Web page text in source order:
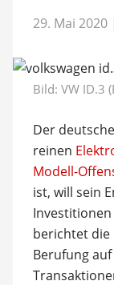
29. Mai 2020
Bild: VW ID.3
Der
reinen
Modell-
ist, will sein
berichtet
Berufung